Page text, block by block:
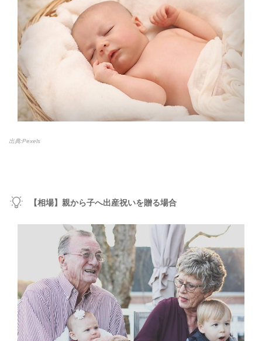
出典:Pexels
【相場】親から子へ出産祝いを贈る場合